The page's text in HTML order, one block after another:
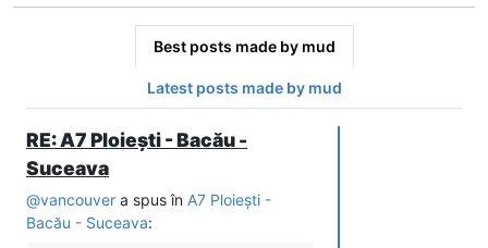
Best posts made by mud
Latest posts made by mud
RE: A7 Ploiești - Bacău -
Suceava
@vancouver a spus în A7 Ploiești -
Bacău - Suceava: